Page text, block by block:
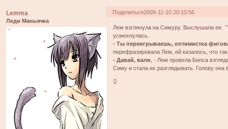
Поделиться2009-11-10 20:10:56
Lemma
Леди Маньячка
Лем взглянула на Симуру. Выслушала ее.
усмехнулась.
- Ты переигрываешь, оптимистка
перефразировала Лем, ей казалось, что
- Давай, вали , - Лем провела Бипса
Симу и стала их разглядывать. Голову она
0